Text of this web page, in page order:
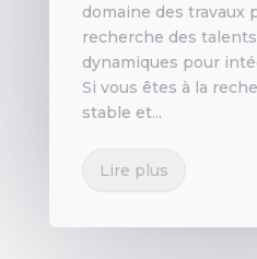
domaine des travaux
recherche des
dynamiques pour
Si vous êtes à la
stable et...
Lire plus